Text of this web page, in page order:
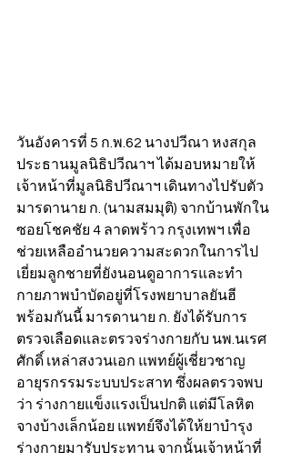
วันอังคารที่ 5 ก.พ.62 นางปวีณา หงสกุล
ประธานมูลนิธิปวีณาฯ ได้มอบหมายให้
เจ้าหน้าที่มูลนิธิปวีณาฯ เดินทางไปรับตัว
มารดานาย ก. (นามสมมุติ) จากบ้านพักใน
ซอยโชคชัย 4 ลาดพร้าว กรุงเทพฯ เพื่อ
ช่วยเหลืออำนวยความสะดวกในการไป
เยี่ยมลูกชายที่ยังนอนดูอาการและทำ
กายภาพบำบัดอยู่ที่โรงพยาบาลยันฮี
พร้อมกันนี้ มารดานาย ก. ยังได้รับการ
ตรวจเลือดและตรวจร่างกายกับ นพ.นเรศ
ศักดิ์ เหล่าสงวนเอก แพทย์ผู้เชี่ยวชาญ
อายุรกรรมระบบประสาท ซึ่งผลตรวจพบ
ว่า ร่างกายแข็งแรงเป็นปกติ แต่มีโลหิต
จางบ้างเล็กน้อย แพทย์จึงได้ให้ยาบำรุง
ร่างกายมารับประทาน จากนั้นเจ้าหน้าที่